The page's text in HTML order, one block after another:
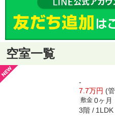
空室一覧
-
7.7万円 (
敷金 0ヶ月
3階